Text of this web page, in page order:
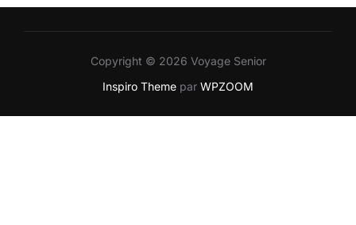
Copyright © 2026 Voyage Senior
Inspiro Theme par WPZOOM